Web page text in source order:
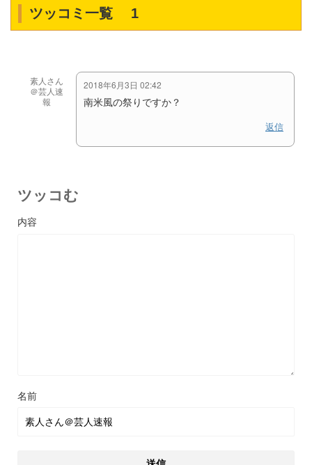
ツッコミ一覧 1
素人さん
＠芸人速
報
2018年6月3日 02:42
南米風の祭りですか？
返信
ツッコむ
名前